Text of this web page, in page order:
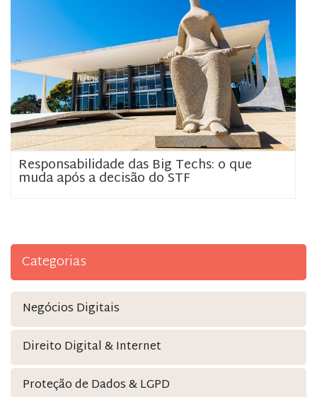
Responsabilidade das Big Techs: o que
muda após a decisão do STF
Categorias
Negócios Digitais
Direito Digital & Internet
Proteção de Dados & LGPD